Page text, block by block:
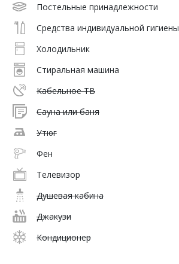
Постельные принадлежности
Средства индивидуальной гигиены
Холодильник
Стиральная машина
Кабельное ТВ
Сауна или баня
Утюг
Фен
Телевизор
Душевая кабина
Джакузи
Кондиционер